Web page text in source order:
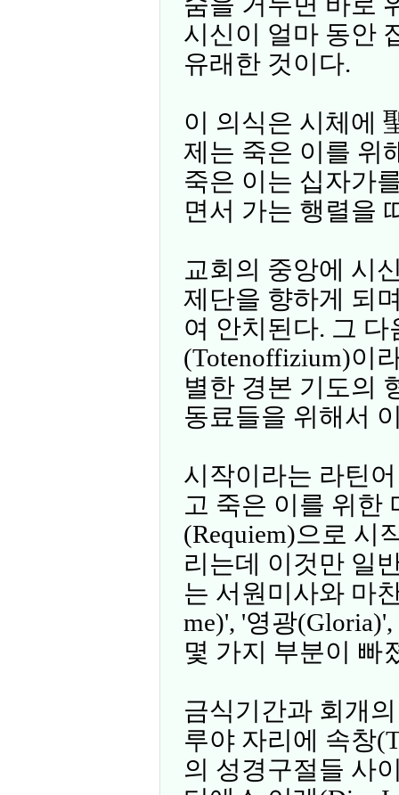
시신이 얼마 동안
유래한 것이다.
이 의식은 시체에
제는 죽은 이를 위
죽은 이는 십자가
면서 가는 행렬을
교회의 중앙에 시
제단을 향하게 되
여 안치된다. 그
(Totenoffizium)이
별한 경본 기도의
동료들을 위해서
시작이라는 라틴
고 죽은 이를 위한
(Requiem)으로 시
리는데 이것만 일
는 서원미사와 마
me)', '영광
몇 가지 부분이 빠
금식기간과 회개
루야 자리에 속창
의 성경구절들 사